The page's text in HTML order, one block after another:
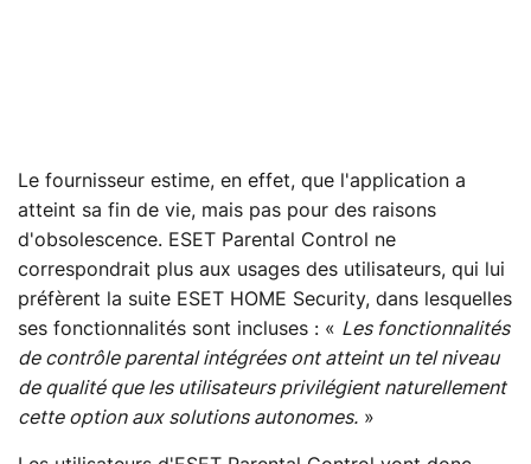
Le fournisseur estime, en effet, que l'application a
atteint sa fin de vie, mais pas pour des raisons
d'obsolescence. ESET Parental Control ne
correspondrait plus aux usages des utilisateurs, qui lui
préfèrent la suite ESET HOME Security, dans lesquelles
ses fonctionnalités sont incluses : « Les fonctionnalités
de contrôle parental intégrées ont atteint un tel niveau
de qualité que les utilisateurs privilégient naturellement
cette option aux solutions autonomes. »